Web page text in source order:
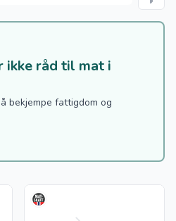
ikke råd til mat i
bekjempe fattigdom og
"Tya Huldra Blonde Ale 0,5l
Vis flere detaljer for